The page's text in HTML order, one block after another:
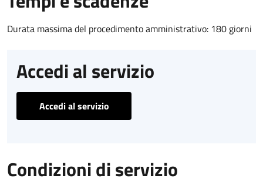
Durata massima del procedimento amministrativo: 180 giorni
Accedi al servizio
Accedi al servizio
Condizioni di servizio